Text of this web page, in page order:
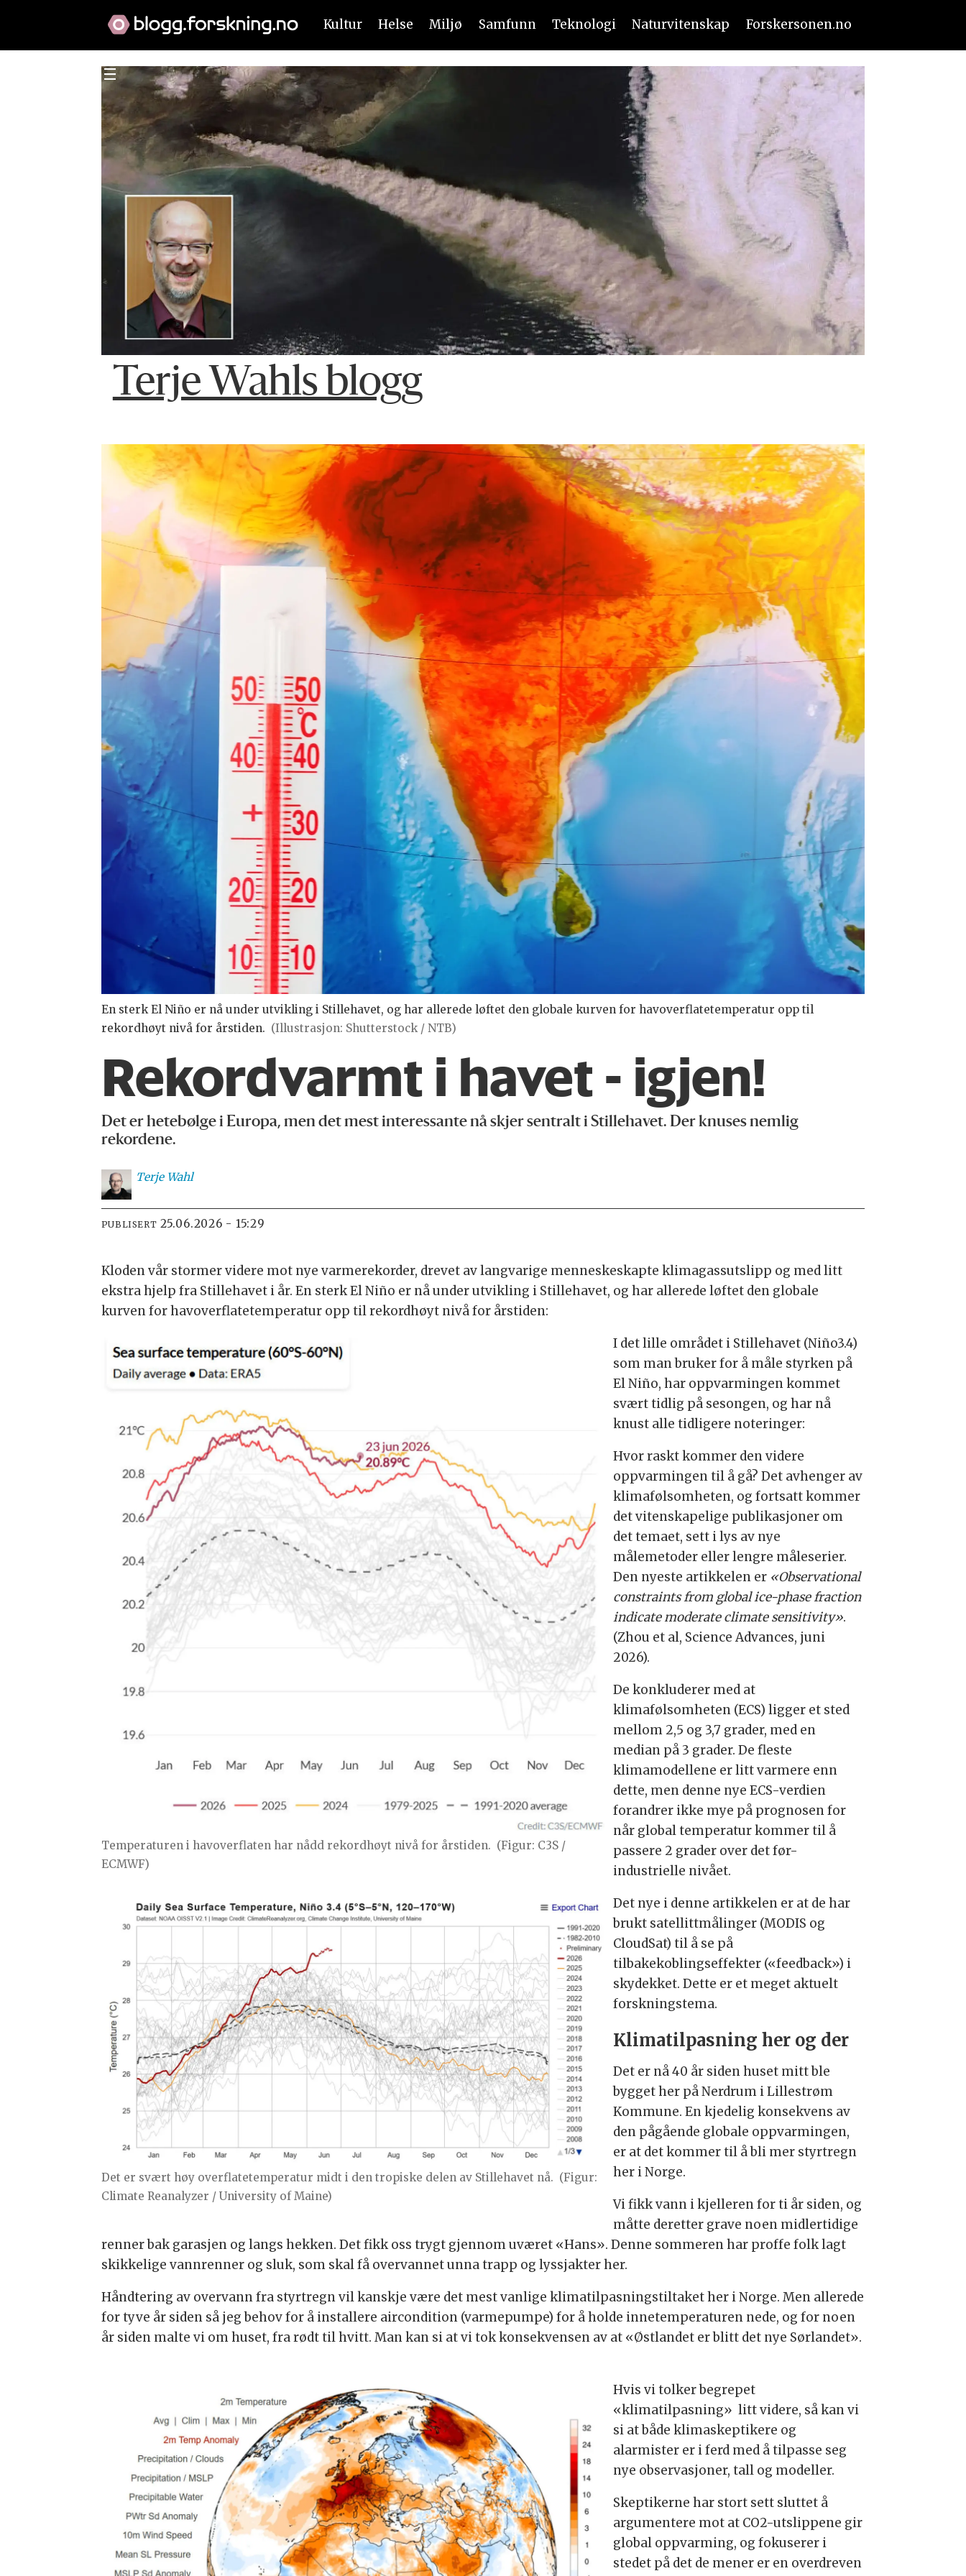
Kultur Helse Miljø Samfunn Teknologi Naturvitenskap Forskersonen.no
Terje Wahls blogg
En sterk El Niño er nå under utvikling i Stillehavet, og har allerede løftet den globale kurven for havoverflatetemperatur opp til
rekordhøyt nivå for årstiden. (Illustrasjon: Shutterstock / NTB)
Rekordvarmt i havet - igjen!
Det er hetebølge i Europa, men det mest interessante nå skjer sentralt i Stillehavet. Der knuses nemlig
rekordene.
Terje Wahl
PUBLISERT 25.06.2026 - 15:29
Kloden vår stormer videre mot nye varmerekorder, drevet av langvarige menneskeskapte klimagassutslipp og med litt
ekstra hjelp fra Stillehavet i år. En sterk El Niño er nå under utvikling i Stillehavet, og har allerede løftet den globale
kurven for havoverflatetemperatur opp til rekordhøyt nivå for årstiden:
Temperaturen i havoverflaten har nådd rekordhøyt nivå for årstiden. (Figur: C3S /
ECMWF)
I det lille området i Stillehavet (Niño3.4)
som man bruker for å måle styrken på
El Niño, har oppvarmingen kommet
svært tidlig på sesongen, og har nå
knust alle tidligere noteringer:
Det er svært høy overflatetemperatur midt i den tropiske delen av Stillehavet nå. (Figur:
Climate Reanalyzer / University of Maine)
Hvor raskt kommer den videre
oppvarmingen til å gå? Det avhenger av
klimafølsomheten, og fortsatt kommer
det vitenskapelige publikasjoner om
det temaet, sett i lys av nye
målemetoder eller lengre måleserier.
Den nyeste artikkelen er «Observational
constraints from global ice-phase fraction
indicate moderate climate sensitivity».
(Zhou et al, Science Advances, juni
2026).
De konkluderer med at
klimafølsomheten (ECS) ligger et sted
mellom 2,5 og 3,7 grader, med en
median på 3 grader. De fleste
klimamodellene er litt varmere enn
dette, men denne nye ECS-verdien
forandrer ikke mye på prognosen for
når global temperatur kommer til å
passere 2 grader over det før-
industrielle nivået.
Det nye i denne artikkelen er at de har
brukt satellittmålinger (MODIS og
CloudSat) til å se på
tilbakekoblingseffekter («feedback») i
skydekket. Dette er et meget aktuelt
forskningstema.
Klimatilpasning her og der
Det er nå 40 år siden huset mitt ble
bygget her på Nerdrum i Lillestrøm
Kommune. En kjedelig konsekvens av
den pågående globale oppvarmingen,
er at det kommer til å bli mer styrtregn
her i Norge.
Vi fikk vann i kjelleren for ti år siden, og
måtte deretter grave noen midlertidige
renner bak garasjen og langs hekken. Det fikk oss trygt gjennom uværet «Hans». Denne sommeren har proffe folk lagt
skikkelige vannrenner og sluk, som skal få overvannet unna trapp og lyssjakter her.
Håndtering av overvann fra styrtregn vil kanskje være det mest vanlige klimatilpasningstiltaket her i Norge. Men allerede
for tyve år siden så jeg behov for å installere aircondition (varmepumpe) for å holde innetemperaturen nede, og for noen
år siden malte vi om huset, fra rødt til hvitt. Man kan si at vi tok konsekvensen av at «Østlandet er blitt det nye Sørlandet».
Hvis vi tolker begrepet
«klimatilpasning» litt videre, så kan vi
si at både klimaskeptikere og
alarmister er i ferd med å tilpasse seg
nye observasjoner, tall og modeller.
Skeptikerne har stort sett sluttet å
argumentere mot at CO2-utslippene gir
global oppvarming, og fokuserer i
stedet på det de mener er en overdreven